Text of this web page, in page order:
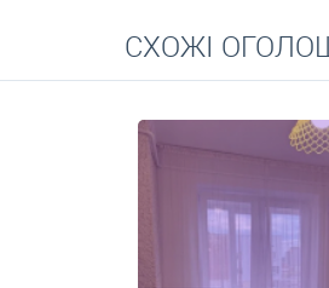
Середні ціни на довготривалу
кімнат
СХОЖІ